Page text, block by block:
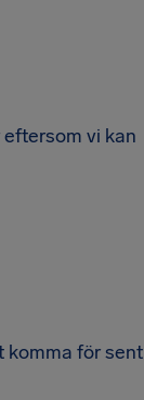
vi kan
komma för sent